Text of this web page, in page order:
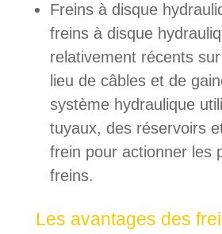
Freins à disque
freins à disque
relativement récents
lieu de câbles et de
système hydraulique
tuyaux, des réservoirs
frein pour actionner les
freins.
Les avantages des